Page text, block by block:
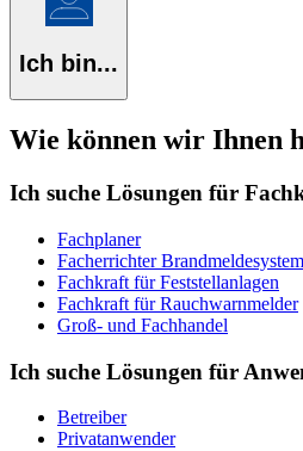
Ich bin...
Wie können wir Ihnen
Ich suche Lösungen für
Fachplaner
Facherrichter
Fachkraft für Feststellanlagen
Fachkraft für Rauchwarnmelder
Groß- und Fachhandel
Ich suche Lösungen für
Betreiber
Privatanwender